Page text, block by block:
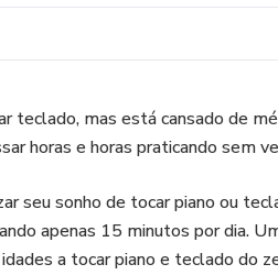
teclado, mas está cansado de
horas e horas praticando sem
seu sonho de tocar piano ou
apenas 15 minutos por dia.
a tocar piano e teclado do